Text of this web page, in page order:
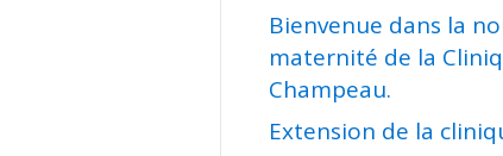
Bienvenue dans la
maternité de la
Champeau.
Extension de la